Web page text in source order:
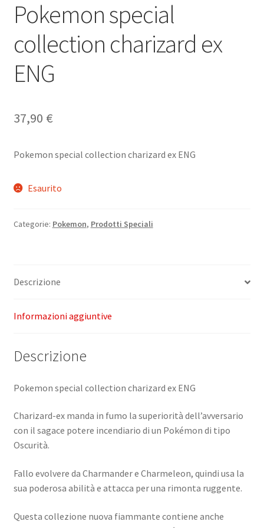
Pokemon special
collection charizard ex
ENG
37,90 €
Pokemon special collection charizard ex ENG
Esaurito
Categorie: Pokemon, Prodotti Speciali
Descrizione
Informazioni aggiuntive
Descrizione
Pokemon special collection charizard ex ENG
Charizard-ex manda in fumo la superiorità dell’avversario
con il sagace potere incendiario di un Pokémon di tipo
Oscurità.
Fallo evolvere da Charmander e Charmeleon, quindi usa la
sua poderosa abilità e attacca per una rimonta ruggente.
Questa collezione nuova fiammante contiene anche